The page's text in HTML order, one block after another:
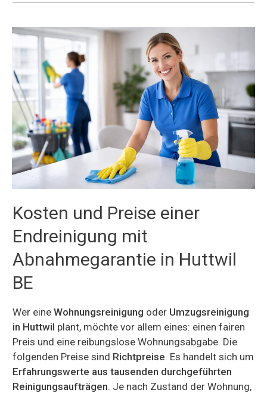
Kosten und Preise einer
Endreinigung mit
Abnahmegarantie in Huttwil
BE
Wer eine Wohnungsreinigung oder Umzugsreinigung
in Huttwil plant, möchte vor allem eines: einen fairen
Preis und eine reibungslose Wohnungsabgabe. Die
folgenden Preise sind Richtpreise. Es handelt sich um
Erfahrungswerte aus tausenden durchgeführten
Reinigungsaufträgen. Je nach Zustand der Wohnung,